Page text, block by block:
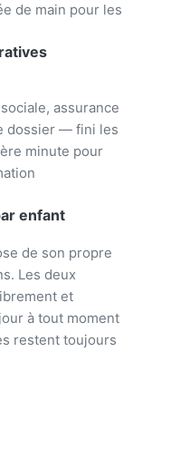
de main pour les
assurance
dossier — fini les
minute pour
enfant
de son propre
Les deux
et
à tout moment
restent toujours